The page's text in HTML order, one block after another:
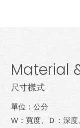
Material
尺寸樣式
單位：公分
W：寬度、Ｄ：深